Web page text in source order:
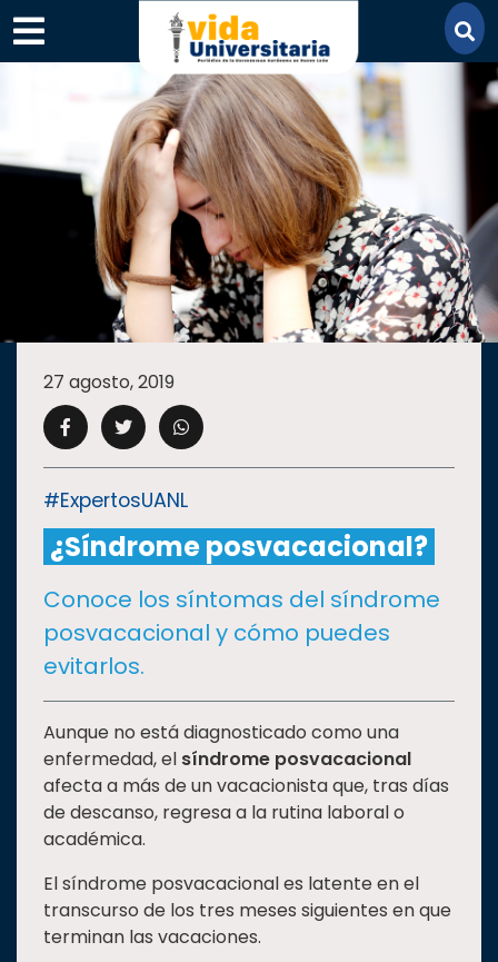
×
SECCIONES
ACADEMIA
CAMPUS UANL
CULTURA
DEPORTES
I+D+IEXPERTOS
SALUD
SUSTENTABILIDAD
TEMAS
27 agosto, 2019
#ExpertosUANL
¿Síndrome posvacacional?
Conoce los síntomas del síndrome
posvacacional y cómo puedes
evitarlos.
Aunque no está diagnosticado como una
enfermedad, el síndrome posvacacional
afecta a más de un vacacionista que, tras días
de descanso, regresa a la rutina laboral o
académica.
El síndrome posvacacional es latente en el
transcurso de los tres meses siguientes en que
terminan las vacaciones.